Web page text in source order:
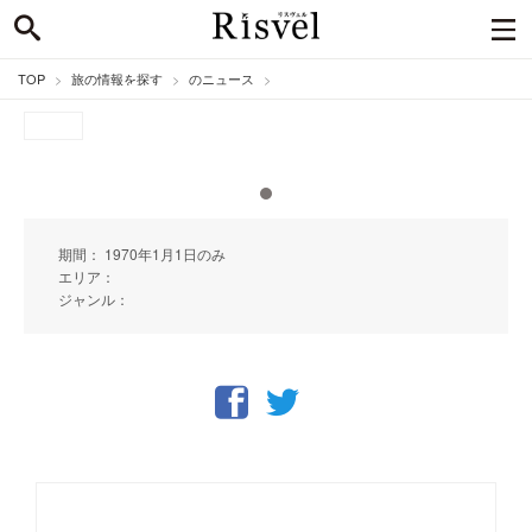
TOP 旅の情報を探す のニュース
期間： 1970年1月1日のみ
エリア：
ジャンル：